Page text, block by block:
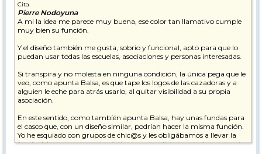
Cita
Pierre Nodoyuna
A mi la idea me parece muy buena, ese color tan llamativo cumple
muy bien su función.
Y el diseño también me gusta, sobrio y funcional, apto para que lo
puedan usar todas las escuelas, asociaciones y personas interesadas.
Si transpira y no molesta en ninguna condición, la única pega que le
veo, como apunta Balsa, es que tape los logos de las cazadoras y a
alguien le eche para atrás usarlo, al quitar visibilidad a su propia
asociación.
En este sentido, como tambíén apunta Balsa, hay unas fundas para
el casco que, con un diseño similar, podrían hacer la misma función.
Yo he esquiado con grupos de chic@s y les obligábamos a llevar la
funda del casco, era muy práctico para localizarles a todos en un pis